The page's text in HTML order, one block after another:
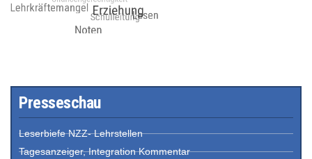
Presseschau
Leserbiefe NZZ- Lehrstellen
Tagesanzeiger, Integration Kommentar